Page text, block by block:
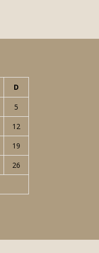
D
5
12
19
26